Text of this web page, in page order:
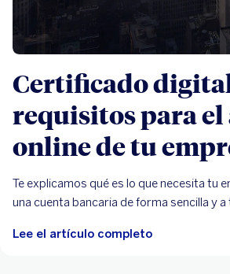
Certificado
requisitos para
online de tu
Te explicamos qué es lo que necesita tu
una cuenta bancaria de forma sencilla y
Lee el artículo completo